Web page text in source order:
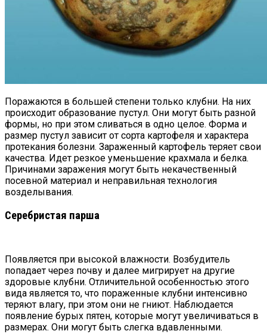
Поражаются в большей степени только клубни. На них
происходит образование пустул. Они могут быть разной
формы, но при этом сливаться в одно целое. Форма и
размер пустул зависит от сорта картофеля и характера
протекания болезни. Зараженный картофель теряет свои
качества. Идет резкое уменьшение крахмала и белка.
Причинами заражения могут быть некачественный
посевной материал и неправильная технология
возделывания.
Серебристая парша
Появляется при высокой влажности. Возбудитель
попадает через почву и далее мигрирует на другие
здоровые клубни. Отличительной особенностью этого
вида является то, что пораженные клубни интенсивно
теряют влагу, при этом они не гниют. Наблюдается
появление бурых пятен, которые могут увеличиваться в
размерах. Они могут быть слегка вдавленными.